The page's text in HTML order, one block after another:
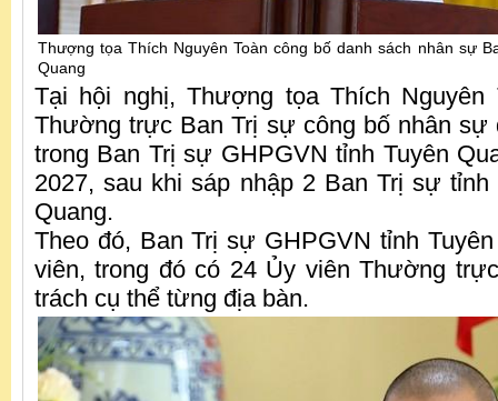
Thượng tọa Thích Nguyên Toàn công bố danh sách nhân sự
Quang
Tại hội nghị, Thượng tọa Thích Nguyên
Thường trực Ban Trị sự công bố nhân sự
trong Ban Trị sự GHPGVN tỉnh Tuyên
2027, sau khi sáp nhập 2 Ban Trị sự tỉnh
Quang.
Theo đó, Ban Trị sự GHPGVN tỉnh
viên, trong đó có 24 Ủy viên Thường
trách cụ thể từng địa bàn.